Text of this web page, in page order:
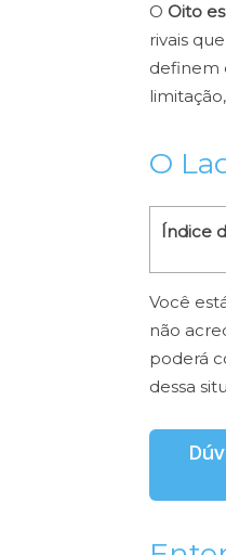
O Oito
rivais
definem
O
Índice
Você
não
poderá
dessa